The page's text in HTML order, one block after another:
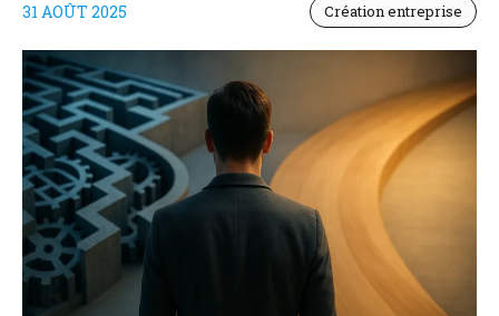
31 AOÛT 2025 Création entreprise